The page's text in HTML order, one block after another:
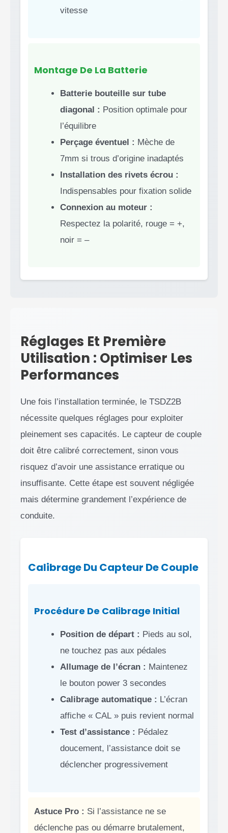
vitesse
Montage De La Batterie
Batterie bouteille sur tube
diagonal : Position optimale pour
l’équilibre
Perçage éventuel : Mèche de
7mm si trous d’origine inadaptés
Installation des rivets écrou :
Indispensables pour fixation solide
Connexion au moteur :
Respectez la polarité, rouge = +,
noir = –
Réglages Et Première
Utilisation : Optimiser Les
Performances
Une fois l’installation terminée, le TSDZ2B
nécessite quelques réglages pour exploiter
pleinement ses capacités. Le capteur de couple
doit être calibré correctement, sinon vous
risquez d’avoir une assistance erratique ou
insuffisante. Cette étape est souvent négligée
mais détermine grandement l’expérience de
conduite.
Calibrage Du Capteur De Couple
Procédure De Calibrage Initial
Position de départ : Pieds au sol,
ne touchez pas aux pédales
Allumage de l’écran : Maintenez
le bouton power 3 secondes
Calibrage automatique : L’écran
affiche « CAL » puis revient normal
Test d’assistance : Pédalez
doucement, l’assistance doit se
déclencher progressivement
Astuce Pro : Si l’assistance ne se
déclenche pas ou démarre brutalement,